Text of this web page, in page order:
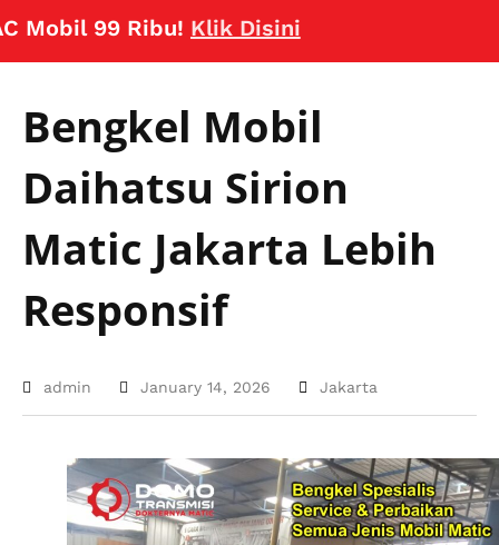
99 Ribu!Klik Disini
Bengkel Mobil
Daihatsu Sirion
Matic Jakarta Lebih
Responsif
admin January 14, 2026 Jakarta